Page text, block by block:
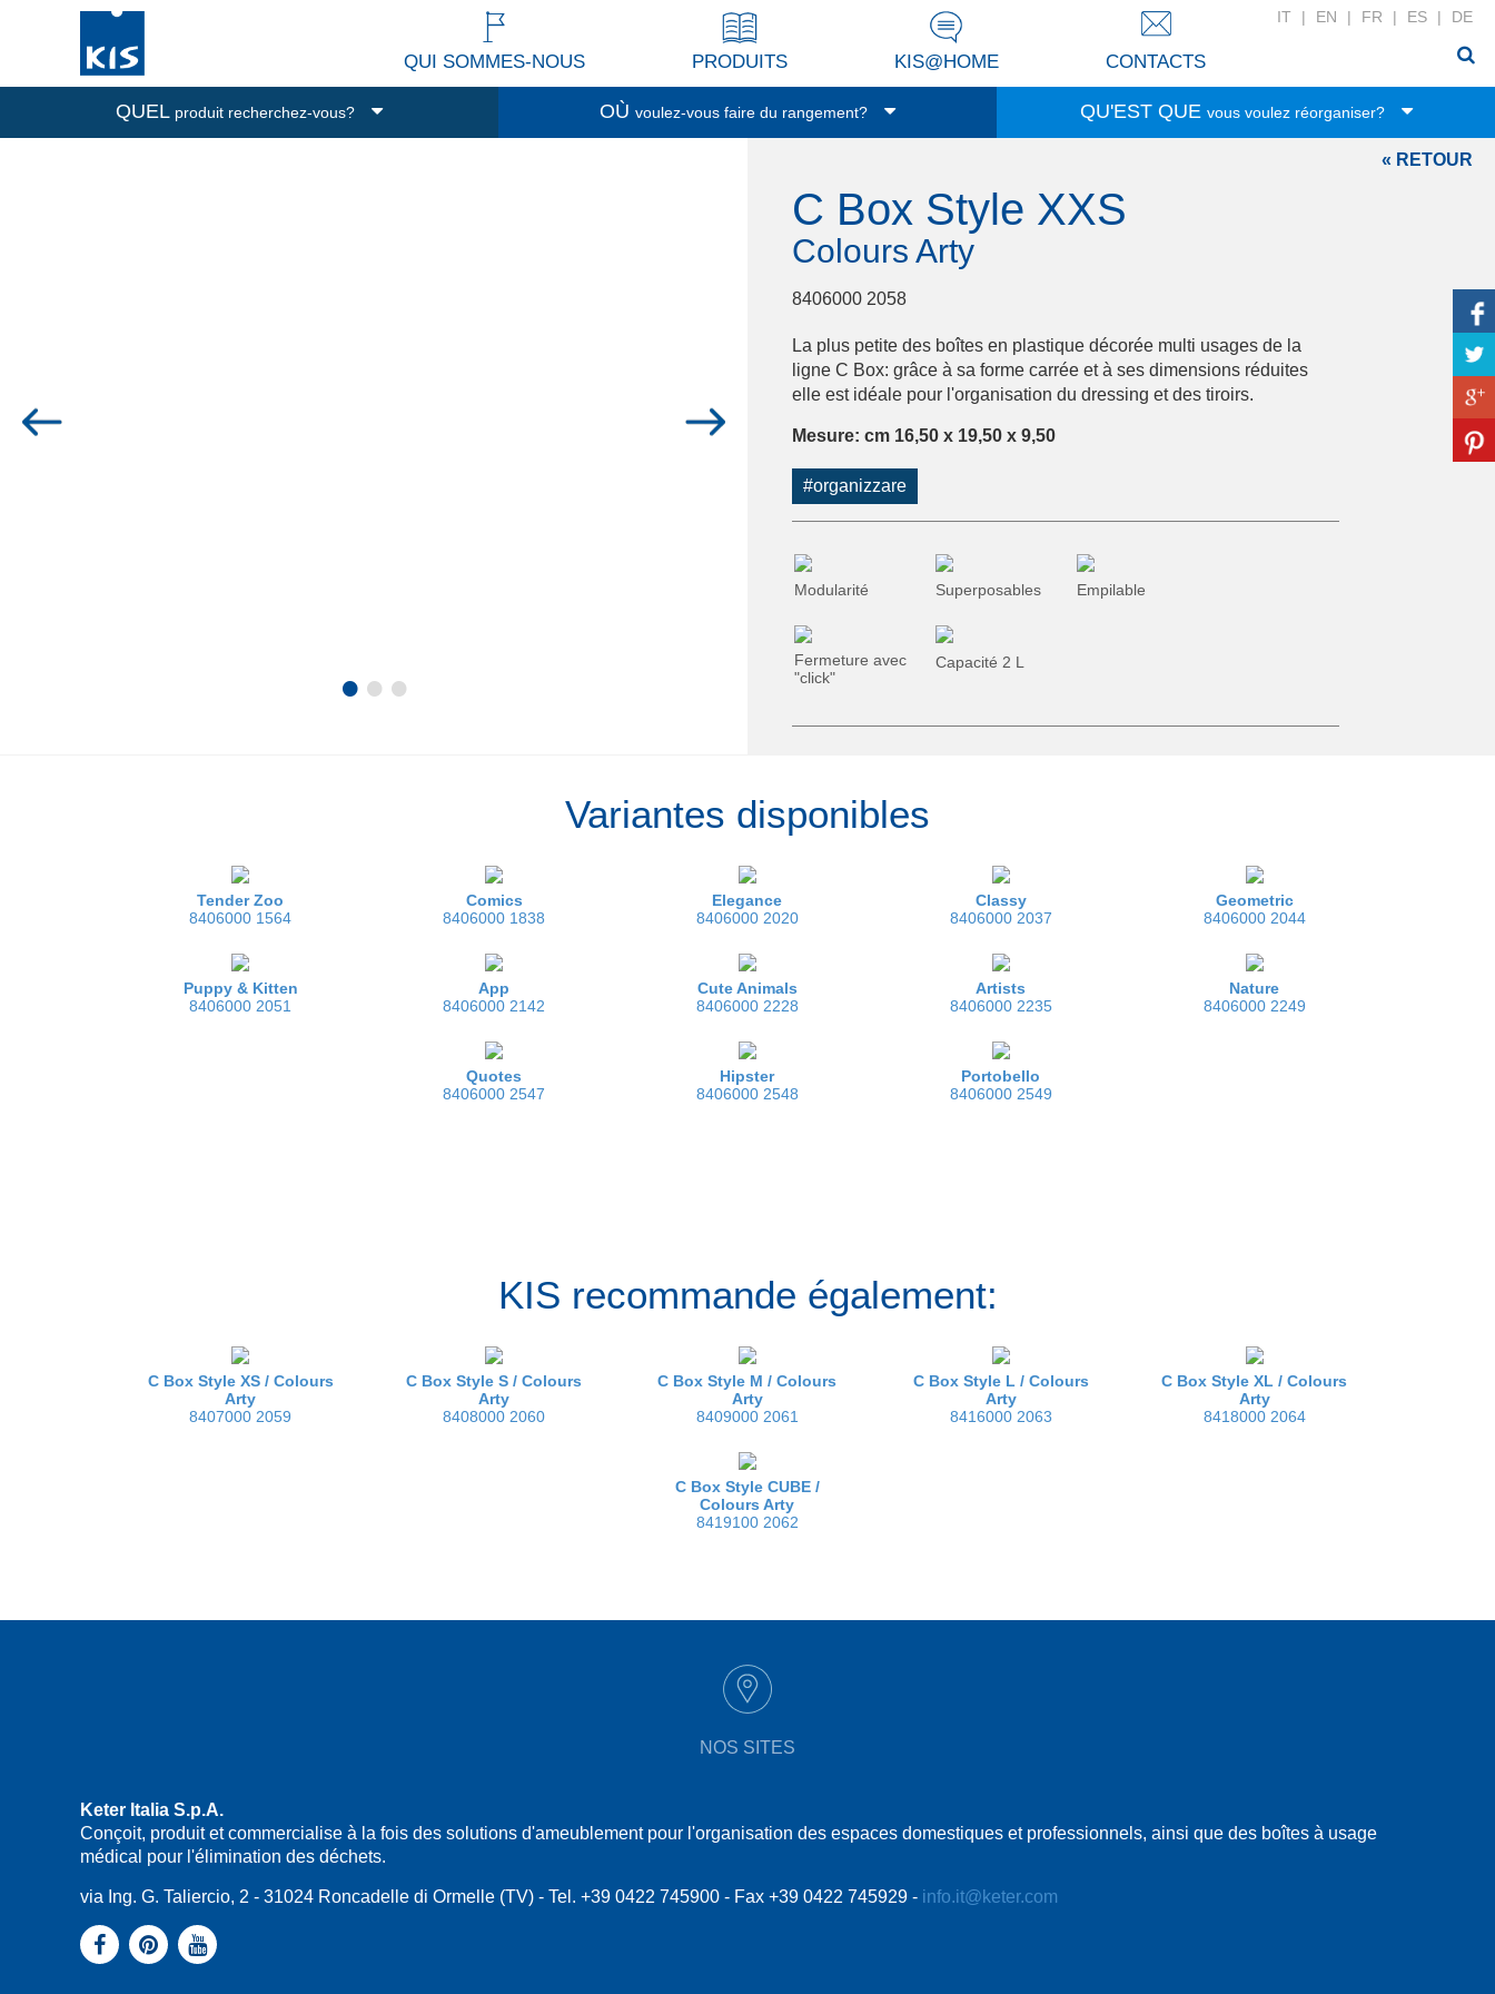
IT | EN | FR | ES | DE
QUI SOMMES-NOUS PRODUITS KIS@HOME CONTACTS
QUEL produit recherchez-vous? OÙ voulez-vous faire du rangement?
Nourriture
Linge
Accessoires
Soins de beauté
Linge de la maison
QU'EST QUE vous voulez réorganiser?
•••
« RETOUR
C Box Style XXS
Colours Arty
8406000 2058
La plus petite des boîtes en plastique décorée multi usages de la
ligne C Box: grâce à sa forme carrée et à ses dimensions réduites
elle est idéale pour l'organisation du dressing et des tiroirs.
Mesure: cm 16,50 x 19,50 x 9,50
#organizzare
Modularité Superposables Empilable
Fermeture avec
"click"
Capacité 2 L
Variantes disponibles
Tender Zoo
8406000 1564
Comics
8406000 1838
Elegance
8406000 2020
Classy
8406000 2037
Geometric
8406000 2044
Puppy & Kitten
8406000 2051
App
8406000 2142
Cute Animals
8406000 2228
Artists
8406000 2235
Nature
8406000 2249
Quotes
8406000 2547
Hipster
8406000 2548
Portobello
8406000 2549
KIS recommande également:
C Box Style XS / Colours
Arty
8407000 2059
C Box Style S / Colours
Arty
8408000 2060
C Box Style M /Colours
Arty
8409000 2061
C Box Style L / Colours
Arty
8416000 2063
C Box Style XL /Colours
Arty
8418000 2064
C Box Style CUBE /
Colours Arty
8419100 2062
NOS SITES
Keter Italia S.p.A.
Conçoit, produit et commercialise à la fois des solutions d'ameublement pour l'organisation des espaces domestiques et professionnels, ainsi que des boîtes à usage
médical pour l'élimination des déchets.
via Ing. G. Taliercio, 2 - 31024 Roncadelle di Ormelle (TV) - Tel. +39 0422 745900 - Fax +39 0422 745929 - info.it@keter.com